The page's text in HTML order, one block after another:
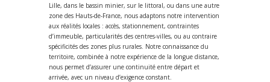
Lille, dans le bassin minier, sur le littoral, ou dans une autre
zone des Hauts-de-France, nous adaptons notre intervention
aux réalités locales : accès, stationnement, contraintes
d’immeuble, particularités des centres-villes, ou au contraire
spécificités des zones plus rurales. Notre connaissance du
territoire, combinée à notre expérience de la longue distance,
nous permet d’assurer une continuité entre départ et
arrivée, avec un niveau d’exigence constant.